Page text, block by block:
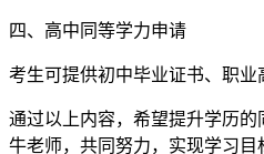
四、高中同等学力申请
考生可提供初中毕业证书、职
通过以上内容，希望提升学历
牛老师，共同努力，实现学习目